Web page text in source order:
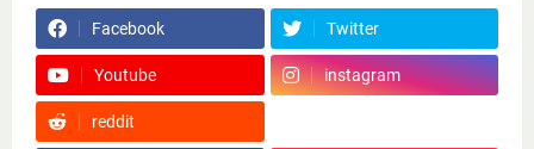
Facebook Twitter
Youtube instagram
reddit